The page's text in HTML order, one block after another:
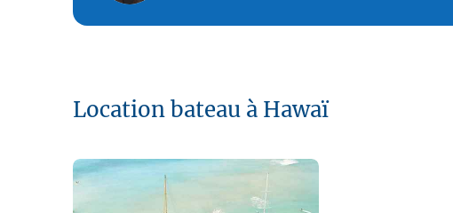
Location bateau à Hawaï